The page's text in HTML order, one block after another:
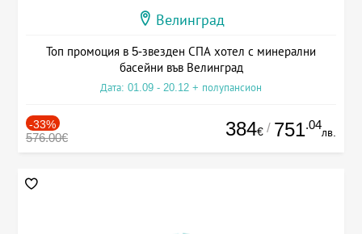
Велинград
Топ промоция в 5-звезден СПА хотел с минерални
басейни във Велинград
Дата: 01.09 - 20.12 + полупансион
-33%
576.00€ 384€ / 751.04
лв.